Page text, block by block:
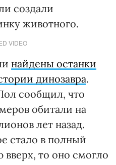
создали
животного.
VIDEO
найдены останки
динозавра.
сообщил, что
обитали на
лет назад.
стало в полный
то оно смогло